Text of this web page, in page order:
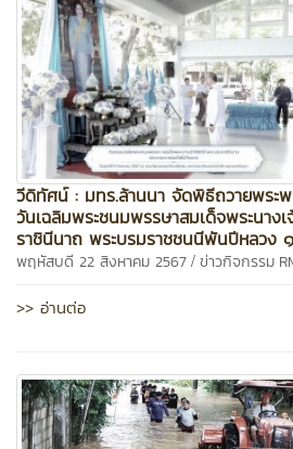
วีดิทัศน์ : มทร.ล้านนา จัดพิธีถวายพระพ
วันเฉลิมพระชนมพรรษาสมเด็จพระนาง
ราชินีนาถ พระบรมราชชนนีพันปีหลว
พฤหัสบดี 22 สิงหาคม 2567 / ข่าวกิจกรรม
>> อ่านต่อ